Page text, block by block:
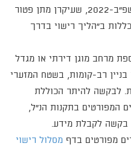
רישוי בדרך מקוצרת) (תיקון), התשפ"ב-2022, שעיקרן מתן פטור
ב"הליך רישוי בדרך
מרחב מוגן דירתי או מגדל
בניין רב-קומות, בשטח המזערי
לבקשה להיתר הכוללת
המפורטים בתקנות הנ"ל,
בקשה לקבלת מידע.
מפורטים בדף מסלול רישוי